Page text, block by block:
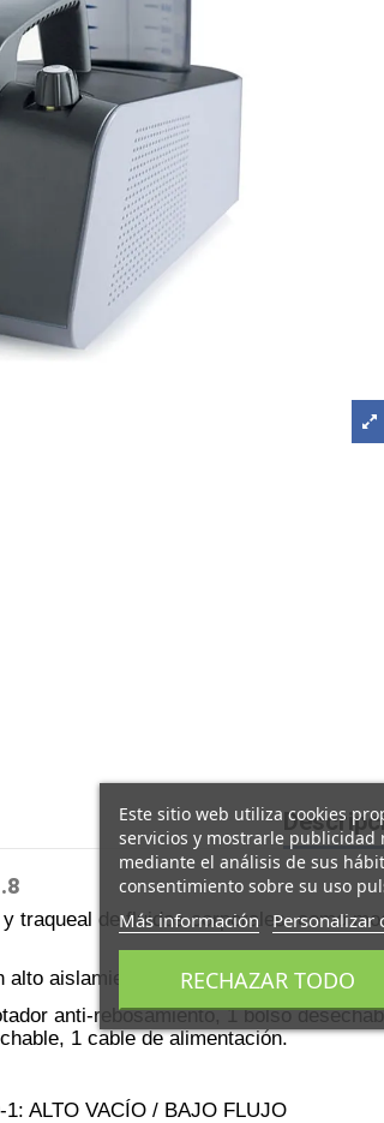
traqueal de fluidos corporales como
aislamiento térmico y eléctrico de
anti-rebosamiento, 1 bolso
1 cable de alimentación.
ALTO VACÍO / BAJO FLUJO
Este sitio web utiliza cookies
servicios y mostrarle publicidad
mediante el análisis de sus
consentimiento sobre su uso
Más información Personalizar
RECHAZAR TODO